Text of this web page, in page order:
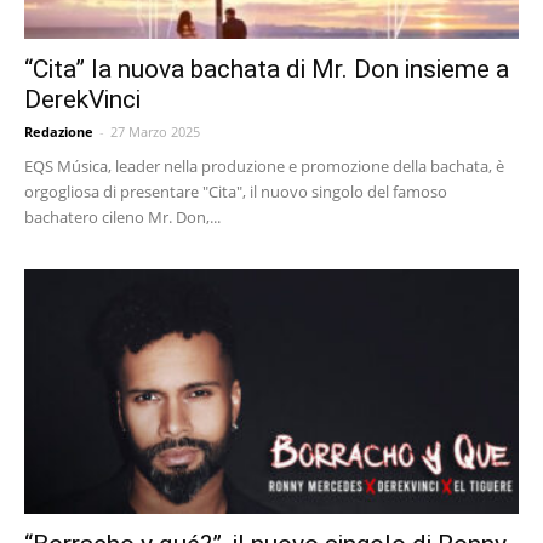
“Cita” la nuova bachata di Mr. Don insieme a
DerekVinci
Redazione - 27 Marzo 2025
EQS Música, leader nella produzione e promozione della bachata, è
orgogliosa di presentare "Cita", il nuovo singolo del famoso
bachatero cileno Mr. Don,...